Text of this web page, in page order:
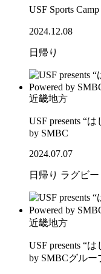
USF Sports
2024.12.08
日帰り
近畿地方
USF presents “
by SMBC
2024.07.07
日帰り ラグビー
近畿地方
USF presents “
by SMBCグルー